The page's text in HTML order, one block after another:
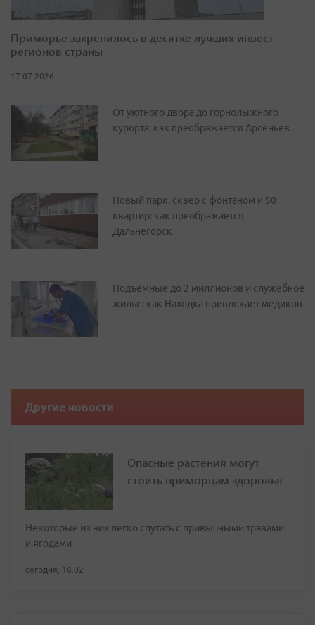
Приморье закрепилось в десятке лучших инвест-
регионов страны
17.07.2026
От уютного двора до горнолыжного
курорта: как преображается Арсеньев
Новый парк, сквер с фонтаном и 50
квартир: как преображается
Дальнегорск
Подъемные до 2 миллионов и служебное
жилье: как Находка привлекает медиков
Другие новости
Опасные растения могут
стоить приморцам здоровья
Некоторые из них легко спутать с привычными травами
и ягодами
сегодня, 16:02